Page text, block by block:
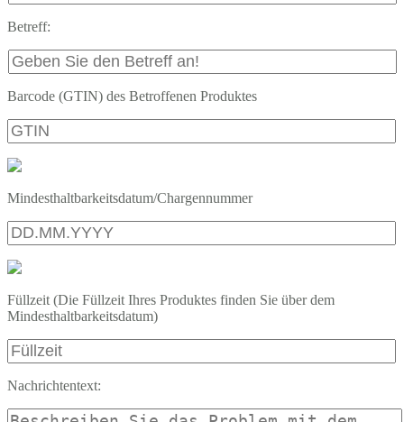
Betreff:
Barcode (GTIN) des Betroffenen Produktes
Mindesthaltbarkeitsdatum/Chargennummer
Füllzeit (Die Füllzeit Ihres Produktes finden Sie über dem
Mindesthaltbarkeitsdatum)
Nachrichtentext: